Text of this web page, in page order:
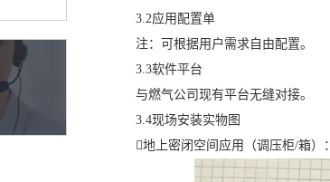
3.2应用配置单
注：可根据用户需求自由配置。
3.3软件平台
与燃气公司现有平台无缝对接。
3.4现场安装实物图
地上密闭空间应用（调压柜/箱）：